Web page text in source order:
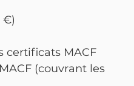
€)
certificats MACF
(couvrant les